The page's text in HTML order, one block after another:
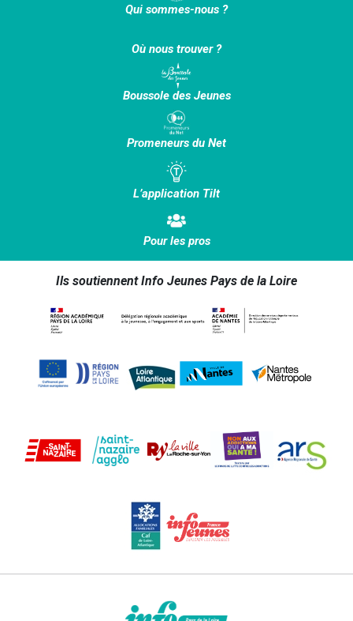
Qui sommes-nous ?
Où nous trouver ?
Boussole des Jeunes
Promeneurs du Net
L’application Tilt
Pour les pros
Ils soutiennent Info Jeunes Pays de la Loire